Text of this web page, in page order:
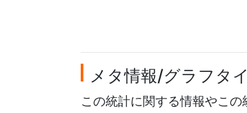
メタ情報/グラフタ
この統計に関する情報やこ